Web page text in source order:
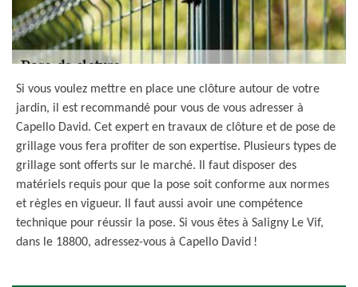
Si vous voulez mettre en place une clôture autour de votre
jardin, il est recommandé pour vous de vous adresser à
Capello David. Cet expert en travaux de clôture et de pose de
grillage vous fera profiter de son expertise. Plusieurs types de
grillage sont offerts sur le marché. Il faut disposer des
matériels requis pour que la pose soit conforme aux normes
et règles en vigueur. Il faut aussi avoir une compétence
technique pour réussir la pose. Si vous êtes à Saligny Le Vif,
dans le 18800, adressez-vous à Capello David !